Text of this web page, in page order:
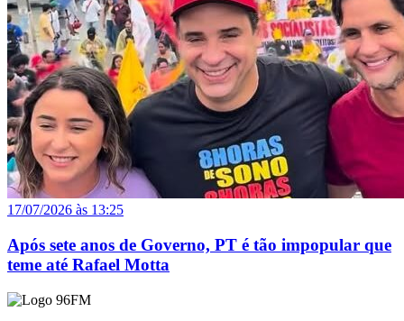
17/07/2026 às 13:25
Após sete anos de Governo, PT é tão impopular que
teme até Rafael Motta